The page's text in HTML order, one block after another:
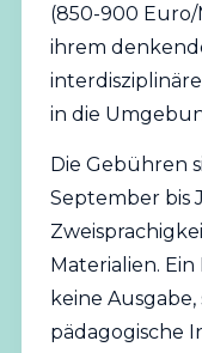
(850-900
ihrem
in die
Die Gebühren
September bis
Materialien.
keine
pädagogische